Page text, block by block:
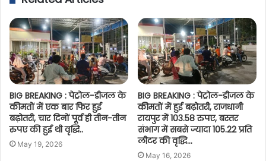
BIG BREAKING : पेट्रोल-डीजल के
कीमतों में एक बार फिर हुई
बढ़ोतरी, चार दिनों पूर्व ही तीन-तीन
रुपए की हुई थी वृद्धि..
May 19, 2026
BIG BREAKING : पेट्रोल-डीजल के
कीमतों में हुई बढ़ोतरी, राजधानी
रायपुर में 103.58 रुपए, बस्तर
संभाग में सबसे ज्यादा 105.22 प्रति
लीटर की वृद्धि…
May 16, 2026